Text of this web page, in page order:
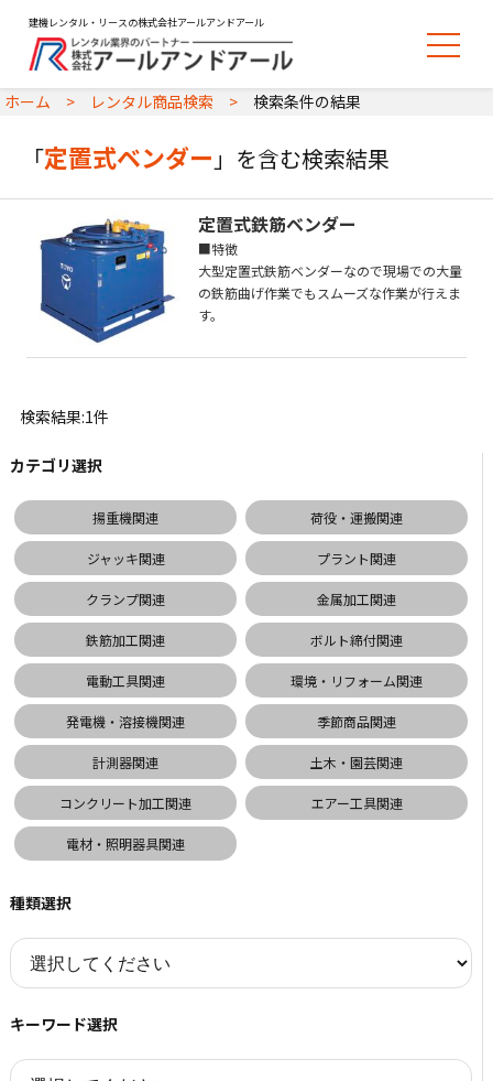
建機レンタル・リースの株式会社アールアンドアール
ホーム レンタル商品検索 検索条件の結果
「定置式ベンダー 」を含む検索結果
カテゴリ選択
揚重機関連 荷役・運搬関連
ジャッキ関連 プラント関連
クランプ関連 金属加工関連
鉄筋加工関連 ボルト締付関連
電動工具関連 環境・リフォーム関連
発電機・溶接機関連 季節商品関連
計測器関連 土木・園芸関連
コンクリート加工関連 エアー工具関連
電材・照明器具関連
種類選択
キーワード選択
定置式鉄筋ベンダー
■特徴
大型定置式鉄筋ベンダーなので現場での大量
の鉄筋曲げ作業でもスムーズな作業が行えま
す。
検索結果:1件